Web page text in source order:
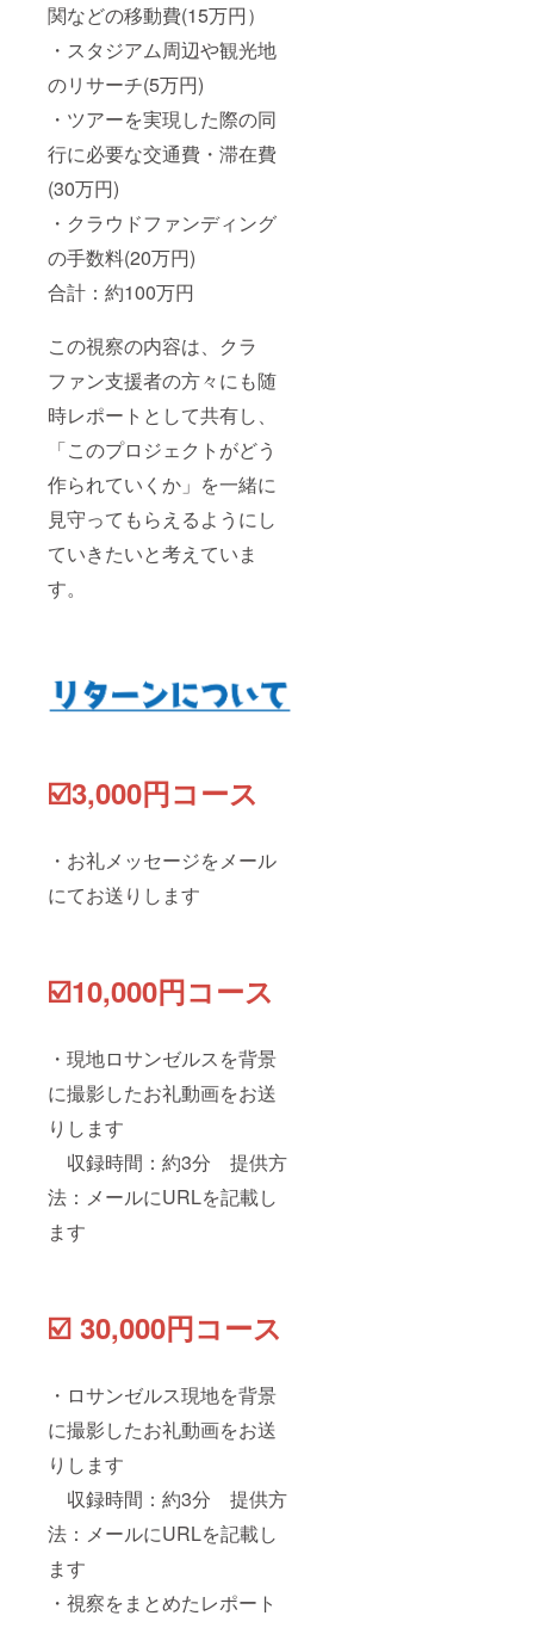
関などの移動費(15万円）
・スタジアム周辺や観光地
のリサーチ(5万円)
・ツアーを実現した際の同
行に必要な交通費・滞在費
(30万円)
・クラウドファンディング
の手数料(20万円)
合計：約100万円
この視察の内容は、クラ
ファン支援者の方々にも随
時レポートとして共有し、
「このプロジェクトがどう
作られていくか」を一緒に
見守ってもらえるようにし
ていきたいと考えていま
す。
☑️3,000円コース
・お礼メッセージをメール
にてお送りします
☑️10,000円コース
・現地ロサンゼルスを背景
に撮影したお礼動画をお送
りします
収録時間：約3分 提供方
法：メールにURLを記載し
ます
☑️ 30,000円コース
・ロサンゼルス現地を背景
に撮影したお礼動画をお送
りします
収録時間：約3分 提供方
法：メールにURLを記載し
ます
・視察をまとめたレポート